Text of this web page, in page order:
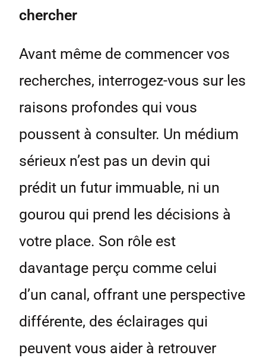
chercher
Avant même de commencer vos
recherches, interrogez-vous sur les
raisons profondes qui vous
poussent à consulter. Un médium
sérieux n’est pas un devin qui
prédit un futur immuable, ni un
gourou qui prend les décisions à
votre place. Son rôle est
davantage perçu comme celui
d’un canal, offrant une perspective
différente, des éclairages qui
peuvent vous aider à retrouver